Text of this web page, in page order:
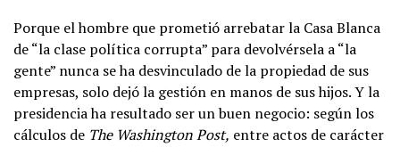
Porque el hombre que prometió arrebatar la Casa Blanca
de “la clase política corrupta” para devolvérsela a “la
gente” nunca se ha desvinculado de la propiedad de sus
empresas, solo dejó la gestión en manos de sus hijos. Y la
presidencia ha resultado ser un buen negocio: según los
cálculos de The Washington Post, entre actos de carácter